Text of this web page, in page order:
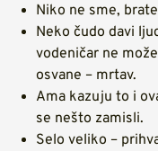
Niko ne sme,
Neko čudo davi
vodeničar ne
osvane – mrtav.
Ama kazuju to i
se nešto zamisli.
Selo veliko –